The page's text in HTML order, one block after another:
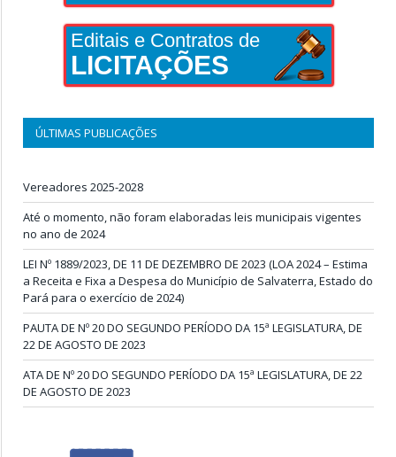
Editais e Contratos de
LICITAÇÕES
ÚLTIMAS PUBLICAÇÕES
Vereadores 2025-2028
Até o momento, não foram elaboradas leis municipais vigentes
no ano de 2024
LEI Nº 1889/2023, DE 11 DE DEZEMBRO DE 2023 (LOA 2024 – Estima
a Receita e Fixa a Despesa do Município de Salvaterra, Estado do
Pará para o exercício de 2024)
PAUTA DE Nº 20 DO SEGUNDO PERÍODO DA 15ª LEGISLATURA, DE
22 DE AGOSTO DE 2023
ATA DE Nº 20 DO SEGUNDO PERÍODO DA 15ª LEGISLATURA, DE 22
DE AGOSTO DE 2023